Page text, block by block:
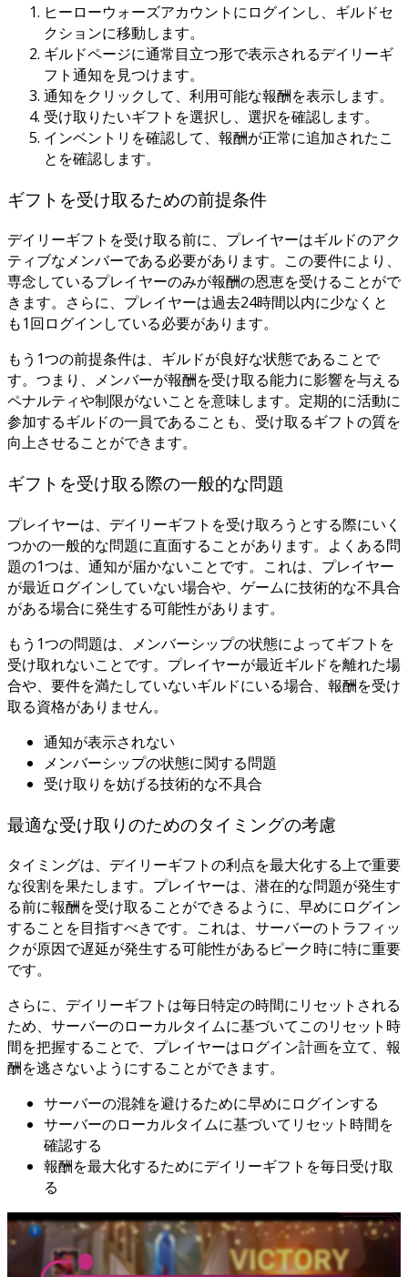
ヒーローウォーズアカウントにログインし、ギルドセ
クションに移動します。
ギルドページに通常目立つ形で表示されるデイリーギ
フト通知を見つけます。
通知をクリックして、利用可能な報酬を表示します。
受け取りたいギフトを選択し、選択を確認します。
インベントリを確認して、報酬が正常に追加されたこ
とを確認します。
ギフトを受け取るための前提条件
デイリーギフトを受け取る前に、プレイヤーはギルドのアク
ティブなメンバーである必要があります。この要件により、
専念しているプレイヤーのみが報酬の恩恵を受けることがで
きます。さらに、プレイヤーは過去24時間以内に少なくと
も1回ログインしている必要があります。
もう1つの前提条件は、ギルドが良好な状態であることで
す。つまり、メンバーが報酬を受け取る能力に影響を与える
ペナルティや制限がないことを意味します。定期的に活動に
参加するギルドの一員であることも、受け取るギフトの質を
向上させることができます。
ギフトを受け取る際の一般的な問題
プレイヤーは、デイリーギフトを受け取ろうとする際にいく
つかの一般的な問題に直面することがあります。よくある問
題の1つは、通知が届かないことです。これは、プレイヤー
が最近ログインしていない場合や、ゲームに技術的な不具合
がある場合に発生する可能性があります。
もう1つの問題は、メンバーシップの状態によってギフトを
受け取れないことです。プレイヤーが最近ギルドを離れた場
合や、要件を満たしていないギルドにいる場合、報酬を受け
取る資格がありません。
通知が表示されない
メンバーシップの状態に関する問題
受け取りを妨げる技術的な不具合
最適な受け取りのためのタイミングの考慮
タイミングは、デイリーギフトの利点を最大化する上で重要
な役割を果たします。プレイヤーは、潜在的な問題が発生す
る前に報酬を受け取ることができるように、早めにログイン
することを目指すべきです。これは、サーバーのトラフィッ
クが原因で遅延が発生する可能性があるピーク時に特に重要
です。
さらに、デイリーギフトは毎日特定の時間にリセットされる
ため、サーバーのローカルタイムに基づいてこのリセット時
間を把握することで、プレイヤーはログイン計画を立て、報
酬を逃さないようにすることができます。
サーバーの混雑を避けるために早めにログインする
サーバーのローカルタイムに基づいてリセット時間を
確認する
報酬を最大化するためにデイリーギフトを毎日受け取
る